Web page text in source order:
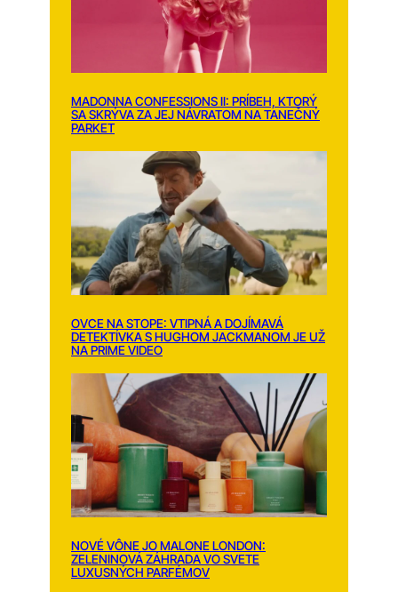
MADONNA CONFESSIONS II: PRÍBEH, KTORÝ
SA SKRÝVA ZA JEJ NÁVRATOM NA TANEČNÝ
PARKET
OVCE NA STOPE: VTIPNÁ A DOJÍMAVÁ
DETEKTÍVKA S HUGHOM JACKMANOM JE UŽ
NA PRIME VIDEO
NOVÉ VÔNE JO MALONE LONDON:
ZELENINOVÁ ZÁHRADA VO SVETE
LUXUSNÝCH PARFÉMOV